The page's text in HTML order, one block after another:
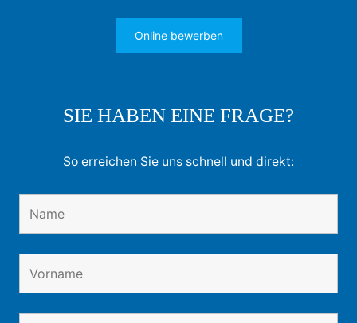
Online bewerben
SIE HABEN EINE FRAGE?
So erreichen Sie uns schnell und direkt: